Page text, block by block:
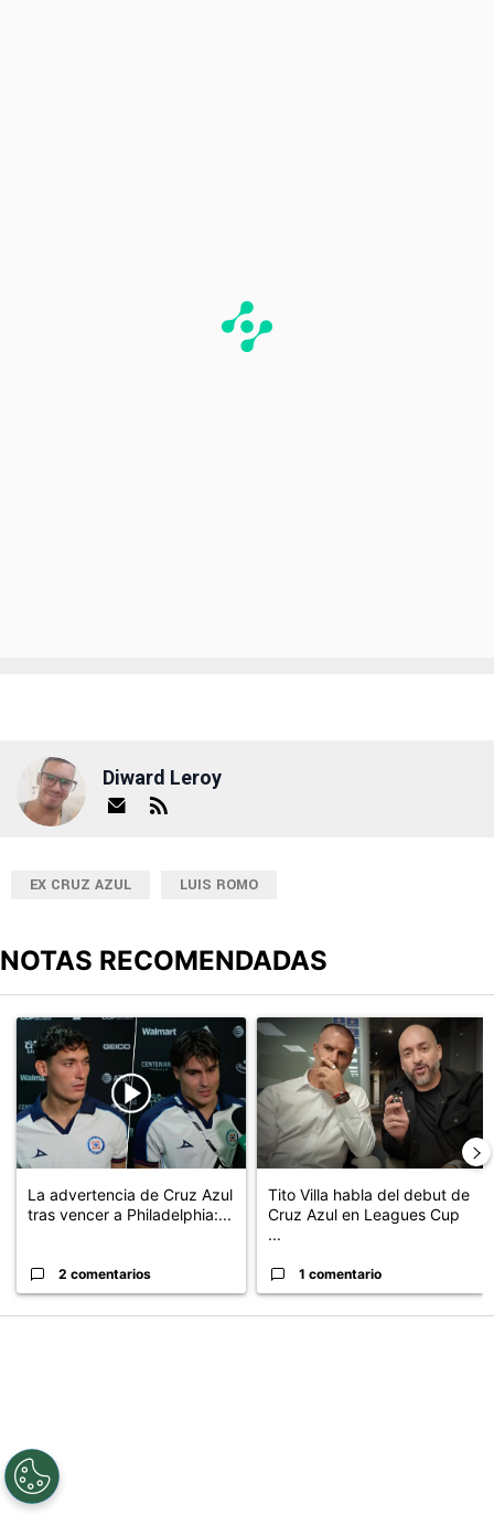
Diward Leroy
EX CRUZ AZUL LUIS ROMO
NOTAS RECOMENDADAS
PUBLICIDAD
Un artículo de tendencia con el título "La advertencia de Cruz
La advertencia de Cruz Azul
tras vencer a Philadelphia:...
2 comentarios
Un artículo de tendencia con el
Tito Villa habla del debut de
Cruz Azul en Leagues Cup
...
1 comentario